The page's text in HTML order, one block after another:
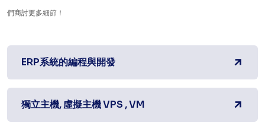
們商討更多細節！
ERP系統的編程與開發
獨立主機, 虛擬主機 VPS , VM